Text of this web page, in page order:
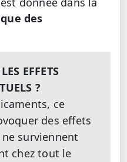
des
EFFETS
?
ce
des effets
surviennent
chez tout le